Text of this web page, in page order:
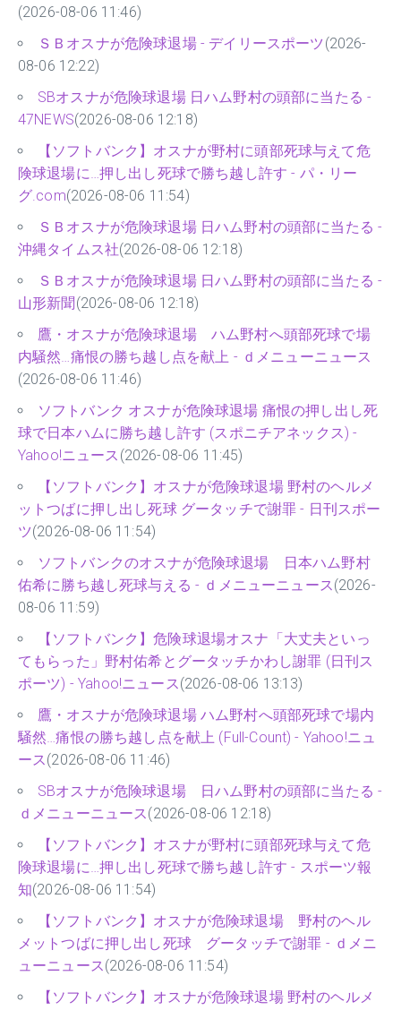
(2026-08-06 11:46)
ＳＢオスナが危険球退場 - デイリースポーツ(2026-
08-06 12:22)
SBオスナが危険球退場 日ハム野村の頭部に当たる -
47NEWS(2026-08-06 12:18)
【ソフトバンク】オスナが野村に頭部死球与えて危
険球退場に…押し出し死球で勝ち越し許す - パ・リー
グ.com(2026-08-06 11:54)
ＳＢオスナが危険球退場 日ハム野村の頭部に当たる -
沖縄タイムス社(2026-08-06 12:18)
ＳＢオスナが危険球退場 日ハム野村の頭部に当たる -
山形新聞 (2026-08-06 12:18)
鷹・オスナが危険球退場 ハム野村へ頭部死球で場
内騒然…痛恨の勝ち越し点を献上 - ｄメニューニュース
(2026-08-06 11:46)
ソフトバンク オスナが危険球退場 痛恨の押し出し死
球で日本ハムに勝ち越し許す (スポニチアネックス) -
Yahoo!ニュース (2026-08-06 11:45)
【ソフトバンク】オスナが危険球退場 野村のヘルメ
ットつばに押し出し死球 グータッチで謝罪 - 日刊スポー
ツ(2026-08-06 11:54)
ソフトバンクのオスナが危険球退場 日本ハム野村
佑希に勝ち越し死球与える - ｄメニューニュース(2026-
08-06 11:59)
【ソフトバンク】危険球退場オスナ「大丈夫といっ
てもらった」野村佑希とグータッチかわし謝罪 (日刊ス
ポーツ) - Yahoo!ニュース(2026-08-06 13:13)
鷹・オスナが危険球退場 ハム野村へ頭部死球で場内
騒然…痛恨の勝ち越し点を献上 (Full-Count) - Yahoo!ニュ
ース(2026-08-06 11:46)
SBオスナが危険球退場 日ハム野村の頭部に当たる -
ｄメニューニュース(2026-08-06 12:18)
【ソフトバンク】オスナが野村に頭部死球与えて危
険球退場に…押し出し死球で勝ち越し許す - スポーツ報
知(2026-08-06 11:54)
【ソフトバンク】オスナが危険球退場 野村のヘル
メットつばに押し出し死球 グータッチで謝罪 - ｄメニ
ューニュース(2026-08-06 11:54)
【ソフトバンク】オスナが危険球退場 野村のヘルメ